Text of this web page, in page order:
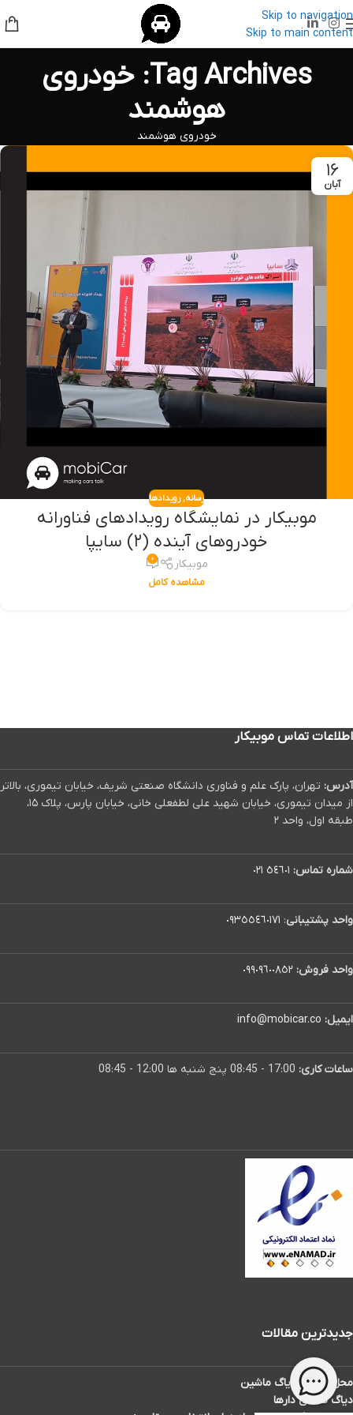
Skip to navigation
Skip to main content
Tag Archives: خودروی
هوشمند
خودروی هوشمند
۱۶
آبان
رسانه,رویدادها
موبیکار در نمایشگاه رویدادهای فناورانه
خودروهای آینده (۲) سایپا
موبیکار ۰
مشاهده کامل
اطلاعات تماس موبیکار
آدرس: تهران، پارک علم و فناوری دانشگاه صنعتی شریف، خیابان تیموری، بالاتر
از میدان تیموری، خیابان شهید علی لطفعلی خانی، خیابان پارس، پلاک ۱۵،
طبقه اول، واحد ۲
شماره تماس: ٥٤٦٠١ ٠٢١
واحد پشتیبانی: ٠٩٣٥٥٤٦٠١٧١
واحد فروش: ٠٩٩٠٩٦٠٠٨٥٢
ایمیل: info@mobicar.co
ساعات کاری:
جدیدترین مقالات
محل سوکت دیاگ ماشین
دیاگ تاکسی دارها